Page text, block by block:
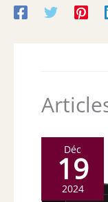
Déc
19
2024